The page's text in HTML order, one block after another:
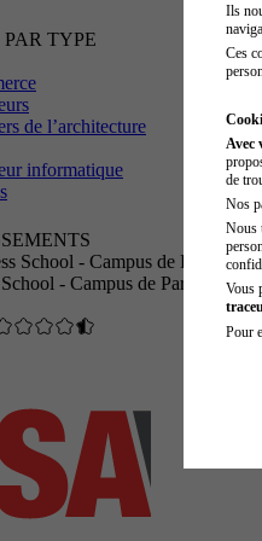
TYPE
de l’architecture
informatique
- Campus de Paris
Ils
Ces
Avec
de
Nos
Nous
Vous
Pour